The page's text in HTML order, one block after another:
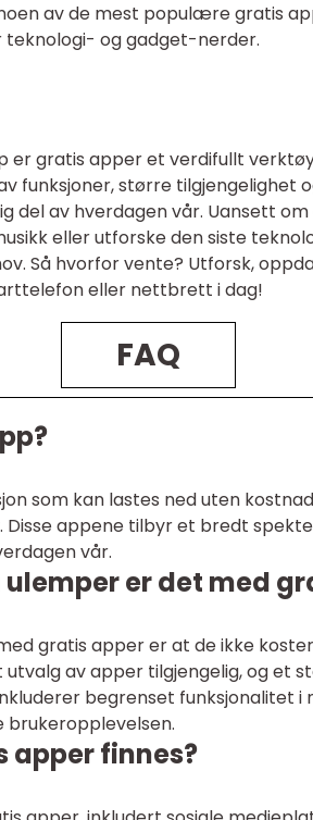
av de mest populære gratis
og gadget-nerder.
er gratis apper et verdifullt
funksjoner, større tilgjengelighet
del av hverdagen vår. Uansett
eller utforske den siste
Så hvorfor vente? Utforsk,
eller nettbrett i dag!
FAQ
som kan lastes ned uten
Disse appene tilbyr et bredt
vår.
er det med
gratis apper er at de ikke
av apper tilgjengelig, og et
begrenset funksjonalitet
brukeropplevelsen.
apper finnes?